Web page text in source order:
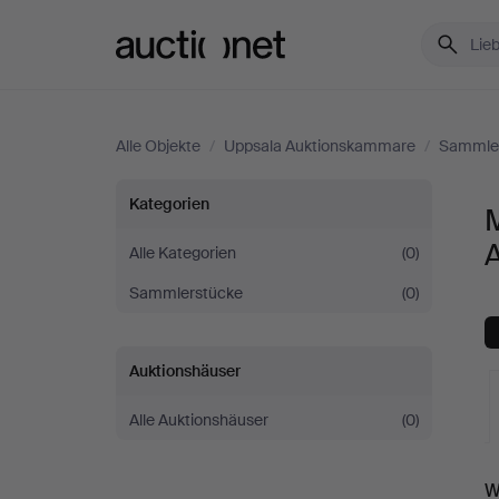
Alle Objekte / Uppsala Auktionskammare /
Musikinstrumente
bei
Uppsala
Auktionskammare
Kategorien
Alle Kategorien
(0)
Sammlerstücke
(0)
Auktionshäuser
Alle Auktionshäuser (0)